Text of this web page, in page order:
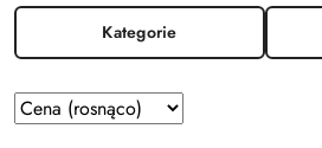
Kategorie
Zastosowano
sortowanie:
Sortuj
według